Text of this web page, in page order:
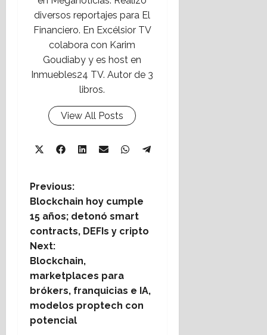
diversos reportajes para El
Financiero. En Excélsior TV
colabora con Karim
Goudiaby y es host en
Inmuebles24 TV. Autor de 3
libros.
View All Posts
Share
Share
Facebook
Share
LinkedIn
Share
Email
Share
WhatsApp
P
o
s
t
n
a
v
i
Previous:
Blockchain hoy cumple
15 años; detonó smart
contracts, DEFIs y cripto
Next:
Blockchain,
marketplaces para
brókers, franquicias e IA,
modelos proptech con
potencial